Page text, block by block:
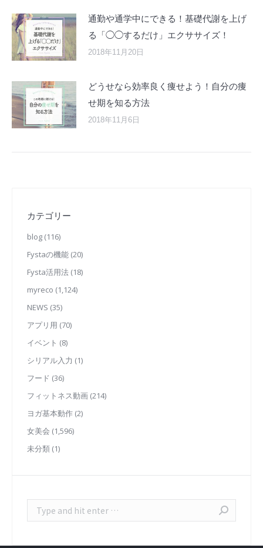
通勤や通学中にできる！基礎代謝を上げ
る「◯◯するだけ」エクササイズ！
2018年11月20日
どうせなら効率良く痩せよう！自分の痩
せ期を知る方法
2018年11月6日
カテゴリー
blog (116)
Fystaの機能 (20)
Fysta活用法 (18)
myreco (1,124)
NEWS (35)
アプリ用 (70)
イベント (8)
シリアル入力 (1)
フード (36)
フィットネス動画 (214)
ヨガ基本動作 (2)
女美会 (1,596)
未分類 (1)